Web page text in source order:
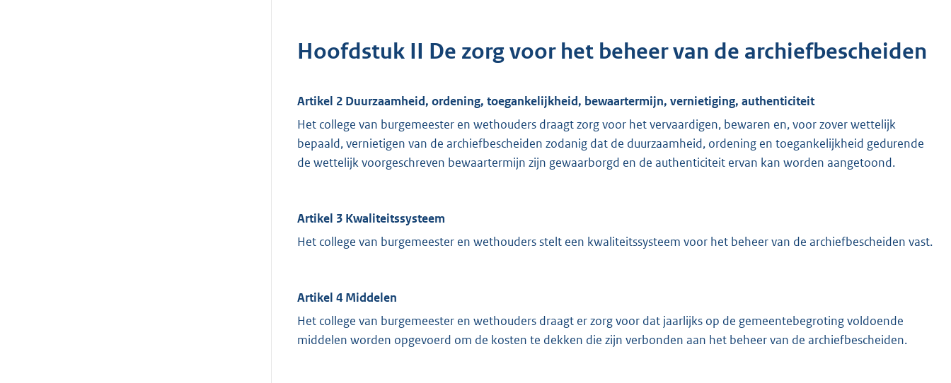
Hoofdstuk II De zorg voor het beheer van de archiefbescheiden
Artikel 2 Duurzaamheid, ordening, toegankelijkheid, bewaartermijn, vernietiging, authenticiteit
Het college van burgemeester en wethouders draagt zorg voor het vervaardigen, bewaren en, voor zover wettelijk
bepaald, vernietigen van de archiefbescheiden zodanig dat de duurzaamheid, ordening en toegankelijkheid gedurende
de wettelijk voorgeschreven bewaartermijn zijn gewaarborgd en de authenticiteit ervan kan worden aangetoond.
Artikel 3 Kwaliteitssysteem
Het college van burgemeester en wethouders stelt een kwaliteitssysteem voor het beheer van de archiefbescheiden vast.
Artikel 4 Middelen
Het college van burgemeester en wethouders draagt er zorg voor dat jaarlijks op de gemeentebegroting voldoende
middelen worden opgevoerd om de kosten te dekken die zijn verbonden aan het beheer van de archiefbescheiden.